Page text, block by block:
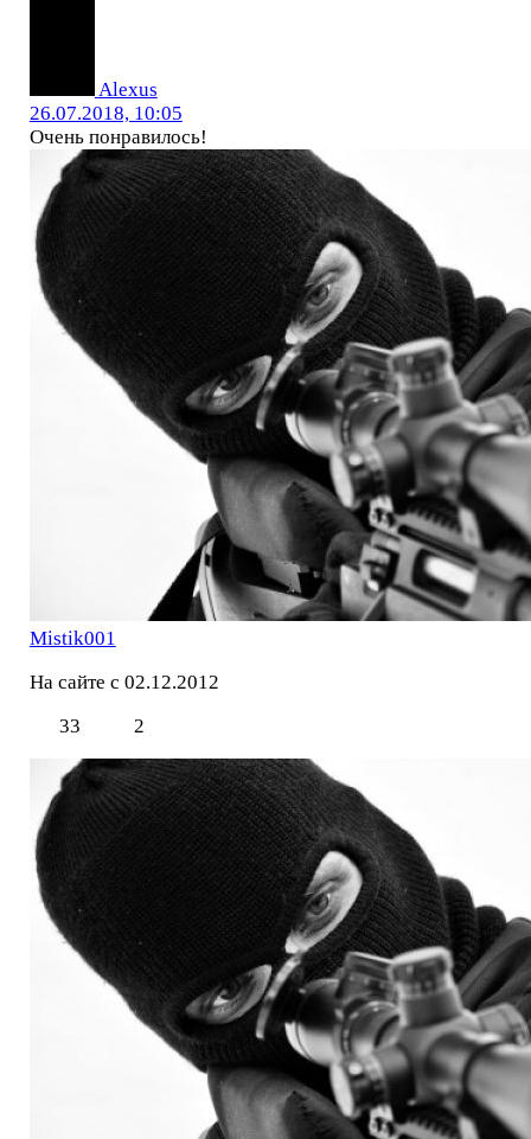
Alexus
26.07.2018, 10:05
Очень понравилось!
Mistik001
На сайте с 02.12.2012
33
2